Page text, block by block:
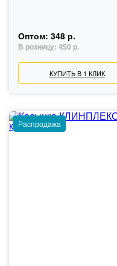
Оптом: 348 р.
В розницу: 450 р.
КУПИТЬ В 1 КЛИК
Распродажа